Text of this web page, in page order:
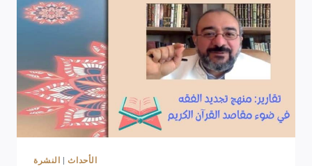
الأحداث| النشرة